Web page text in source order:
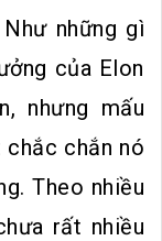
những gì
của Elon
nhưng mấu
chắn nó
Theo nhiều
rất nhiều